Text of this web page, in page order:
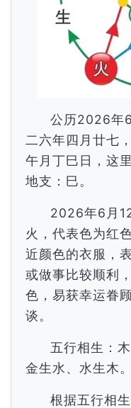
公历2026年
二六年四月廿七
午月丁巳日，这
地支：巳。
2026年6月
火，代表色为红
近颜色的衣服，
或做事比较顺利
色，易获幸运眷
谈。
五行相生：
金生水、水生木。
根据五行相